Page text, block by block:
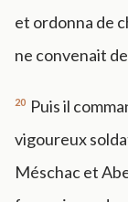
et ordonna de
ne convenait
20 Puis il
vigoureux
Méschac et